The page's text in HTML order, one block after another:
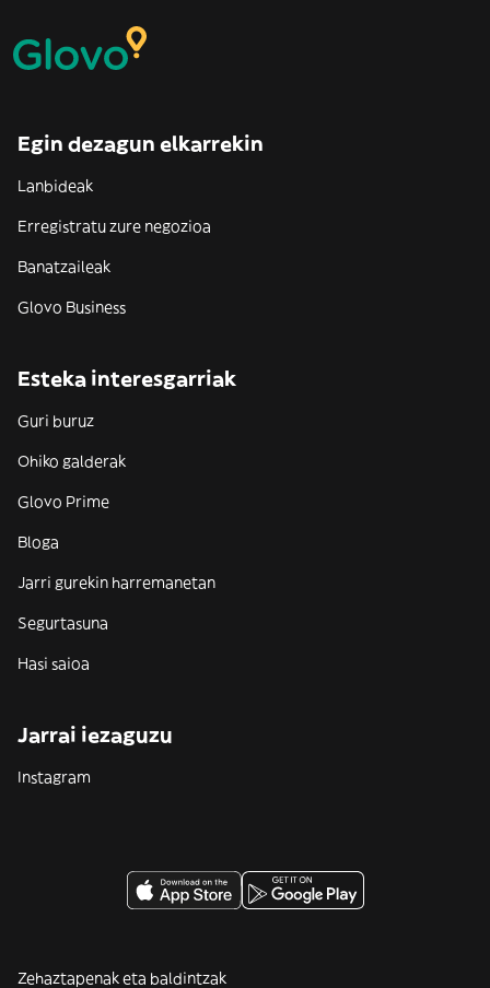
Egin dezagun elkarrekin
Lanbideak
Erregistratu zure negozioa
Banatzaileak
Glovo Business
Esteka interesgarriak
Guri buruz
Ohiko galderak
Glovo Prime
Bloga
Jarri gurekin harremanetan
Segurtasuna
Hasi saioa
Jarrai iezaguzu
Instagram
Zehaztapenak eta baldintzak